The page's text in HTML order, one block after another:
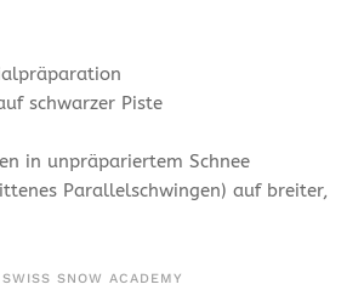
schwarzer Piste
in unpräpariertem Schnee
Parallelschwingen) auf breiter,
SWISS SNOW ACADEMY